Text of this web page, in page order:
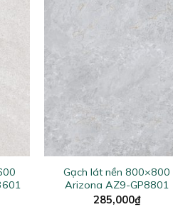
Gạch lát nền 800×800
Arizona AZ9-GP8801
285,000₫